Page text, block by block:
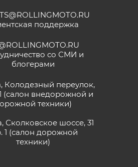
поддержка
со СМИ и
блогерами
Колодезный переулок,
(салон внедорожной и
техники)
Сколковское шоссе, 31
1 (салон дорожной
техники)